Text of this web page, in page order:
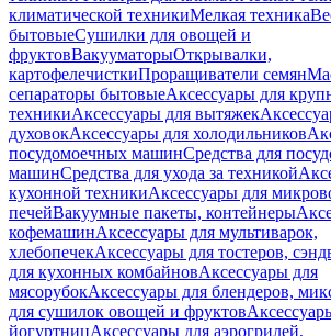
климатической техникиМелкая техника
бытовыеСушилки для овощей и
фруктовВакууматорыОткрывалки,
картофелечисткиПроращиватели семян
сепараторы бытовыеАксессуары для
техникиАксессуары для вытяжек
духовокАксессуары для холодильников
посудомоечных машинСредства для
машинСредства для ухода за техникой
кухонной техникиАксессуары для
печейВакуумные пакеты, контейнеры
кофемашинАксессуары для мультиварок,
хлебопечекАксессуары для тостеров,
для кухонных комбайновАксессуары для
мясорубокАксессуары для блендеров,
для сушилок овощей и фруктов
йогуртницАксессуары для аэрогрилей,